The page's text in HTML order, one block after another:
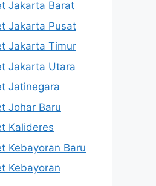
Jakarta Barat
Jakarta Pusat
Jakarta Timur
Jakarta Utara
Jatinegara
Johar Baru
Kalideres
Kebayoran Baru
Kebayoran